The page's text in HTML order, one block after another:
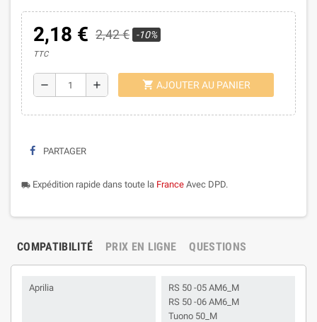
2,18 € 2,42 € -10%
TTC
remove add shopping_cart AJOUTER AU PANIER
PARTAGER
local_shipping Expédition rapide dans toute la France Avec DPD.
COMPATIBILITÉ PRIX EN LIGNE QUESTIONS
Aprilia
RS 50 -05 AM6_M
RS 50 -06 AM6_M
Tuono 50_M